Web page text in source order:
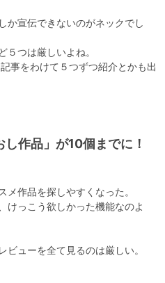
か宣伝できないのがネックでし
５つは厳しいよね。
事をわけて５つずつ紹介とかも出
作品」が10個までに！
メ作品を探しやすくなった。
けっこう欲しかった機能なのよ
ューを全て見るのは厳しい。